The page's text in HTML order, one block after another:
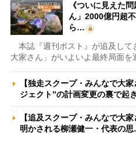
《ついに見えた
ん」2000億円超
ら…
本誌『週刊ポスト』が追及して
大家さん」がいよいよ最終局面
【独走スクープ・みんなで大
ジェクト”の計画変更の裏で起
【追及スクープ・みんなで大
明かされる柳瀬健一・代表の